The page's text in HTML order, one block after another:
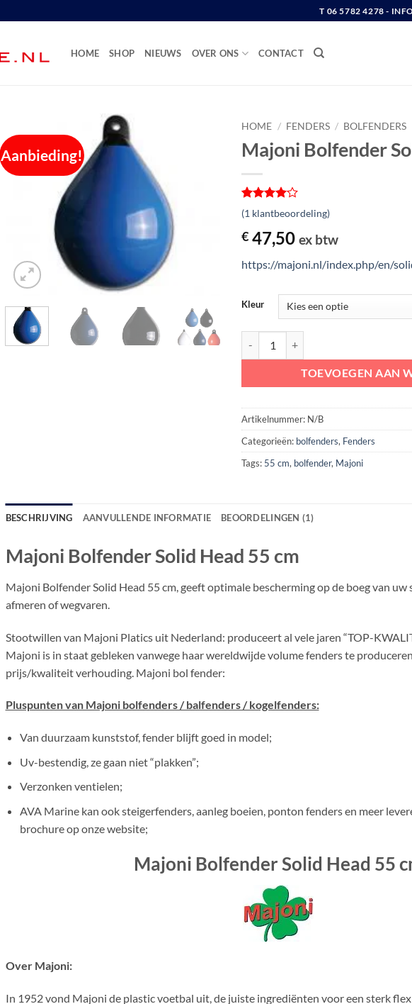
T 06 5782 4278 -
HOME SHOP NIEUWS OVER ONS CONTACT
Aanbieding!
HOME / FENDERS / BOLFENDERS
Majoni Bolfender
Gewaardeerd
4op 5
gebaseerd
op
1
(1 klantbeoordeling)
€ 47,50 ex btw
https://majoni.nl/index.php/en/
Kleur
TOEVOEGEN AAN
Artikelnummer: N/B
Categorieën: bolfenders, Fenders
Tags: 55 cm, bolfender, Majoni
BESCHRIJVING AANVULLENDE INFORMATIE BEOORDELINGEN (1)
Majoni Bolfender Solid Head 55 cm
Majoni Bolfender Solid Head 55 cm, geeft optimale bescherming op de boeg van uw
afmeren of wegvaren.
Stootwillen van Majoni Platics uit Nederland: produceert al vele jaren “TOP-
Majoni is in staat gebleken vanwege haar wereldwijde volume fenders te
prijs/kwaliteit verhouding. Majoni bol fender:
Pluspunten van Majoni bolfenders / balfenders / kogelfenders:
Van duurzaam kunststof, fender blijft goed in model;
Uv-bestendig, ze gaan niet “plakken”;
Verzonken ventielen;
AVA Marine kan ook steigerfenders, aanleg boeien, ponton fenders en meer
brochure op onze website;
Majoni Bolfender Solid Head 55
Over Majoni:
In 1952 vond Majoni de plastic voetbal uit, de juiste ingrediënten voor een sterk